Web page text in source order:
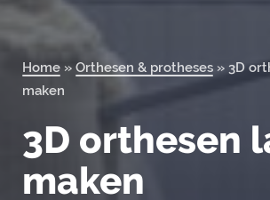
Orderportal
Home » Orthesen & protheses » 3D
maken
3D orthesen
maken